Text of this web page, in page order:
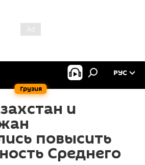
Грузия
РУС
и
повысить
Среднего